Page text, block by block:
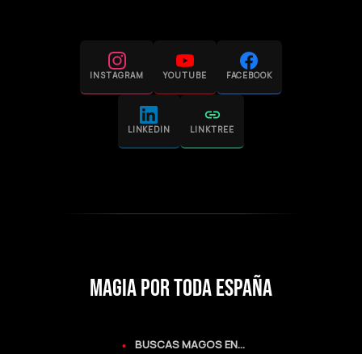
INSTAGRAM YOUTUBE FACEBOOK
LINKEDIN LINKTREE
MAGIA POR TODA ESPAÑA
BUSCAS MAGOS EN...